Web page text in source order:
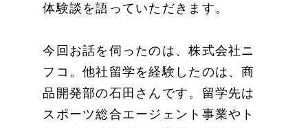
体験談を語っていただきます。
今回お話を伺ったのは、株式会社ニ
フコ。他社留学を経験したのは、商
品開発部の石田さんです。留学先は
スポーツ総合エージェント事業やト